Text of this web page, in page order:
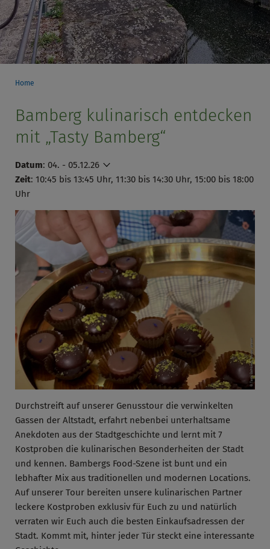
Home
Bamberg kulinarisch entdecken
mit „Tasty Bamberg“
Datum: 04. - 05.12.26
Zeit: 10:45 bis 13:45 Uhr, 11:30 bis 14:30 Uhr, 15:00 bis 18:00
Uhr
Durchstreift auf unserer Genusstour die verwinkelten
Gassen der Altstadt, erfahrt nebenbei unterhaltsame
Anekdoten aus der Stadtgeschichte und lernt mit 7
Kostproben die kulinarischen Besonderheiten der Stadt
und kennen. Bambergs Food-Szene ist bunt und ein
lebhafter Mix aus traditionellen und modernen Locations.
Auf unserer Tour bereiten unsere kulinarischen Partner
leckere Kostproben exklusiv für Euch zu und natürlich
verraten wir Euch auch die besten Einkaufsadressen der
Stadt. Kommt mit, hinter jeder Tür steckt eine interessante